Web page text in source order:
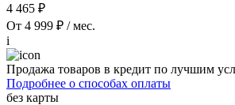
4 465 ₽
От 4 999 ₽ / мес.
i
Продажа товаров в кредит по лучшим
Подробнее о способах оплаты
без карты